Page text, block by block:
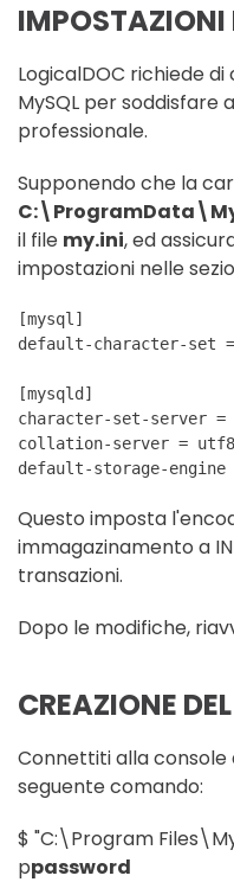
IMPOSTAZIONI
LogicalDOC richiede
MySQL per soddisfare
professionale.
Supponendo che la
il file my.ini, ed
impostazioni nelle
[mysql]
default-character-set
[mysqld]
character-set-server
collation-server =
default-storage-engine
Questo imposta
immagazinamento a
transazioni.
Dopo le modifiche,
CREAZIONE
Connettiti alla console
seguente comando:
$ "C:\Program
ppassword